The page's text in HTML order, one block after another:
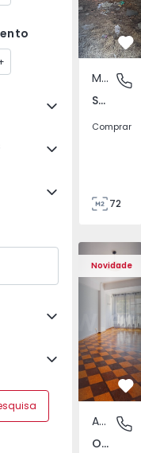
São
Moradia Rústica
São Tomé do Castelo e Justes, Vila Real
Comprar
72
Novidade
Apartamento T5
Olivais,
Apartamento
Olivais, Lisboa